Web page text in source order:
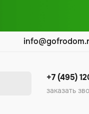
+7 (495)
заказать